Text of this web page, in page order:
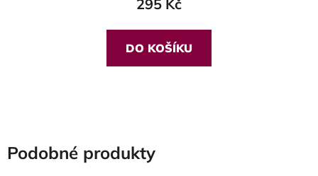
je
5,0
z
5
295 Kč
DO KOŠÍKU
Podobné produkty